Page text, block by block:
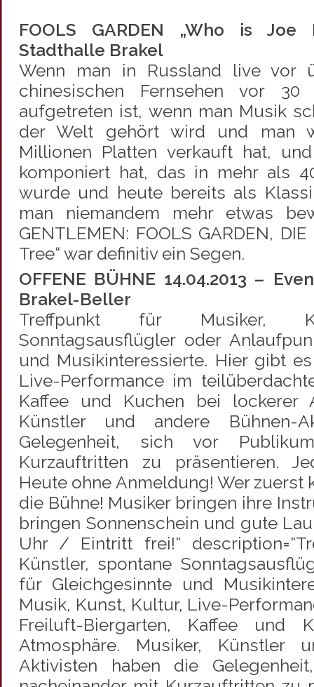
FOOLS GARDEN „Who is Joe
Stadthalle Brakel
Wenn man in Russland live vor
chinesischen Fernsehen vor 30
aufgetreten ist, wenn man Musik
der Welt gehört wird und man
Millionen Platten verkauft hat,
komponiert hat, das in mehr als
wurde und heute bereits als
man niemandem mehr etwas
GENTLEMEN: FOOLS GARDEN,
Tree“ war definitiv ein Segen.
OFFENE BÜHNE 14.04.2013 –
Brakel-Beller
Treffpunkt für Musiker,
Sonntagsausflügler oder
und Musikinteressierte. Hier gibt
Live-Performance im
Kaffee und Kuchen bei lockerer
Künstler und andere Bühnen-
Gelegenheit, sich vor
Kurzauftritten zu präsentieren.
Heute ohne Anmeldung! Wer zuerst
die Bühne! Musiker bringen ihre
bringen Sonnenschein und gute
Uhr / Eintritt frei!“
Künstler, spontane
für Gleichgesinnte und
Musik, Kunst, Kultur, Live-
Freiluft-Biergarten, Kaffee und
Atmosphäre. Musiker, Künstler
Aktivisten haben die